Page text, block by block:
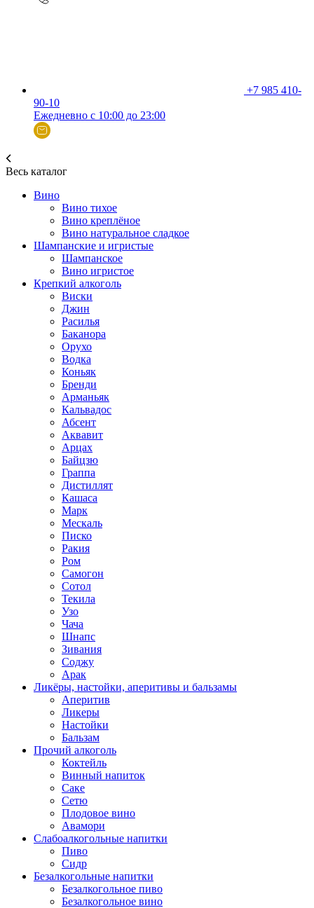
+7 985 410-
90-10
Ежедневно с 10:00 до 23:00
Весь каталог
Вино
Вино тихое
Вино креплёное
Вино натуральное сладкое
Шампанские и игристые
Шампанское
Вино игристое
Крепкий алкоголь
Виски
Джин
Расилья
Баканора
Орухо
Водка
Коньяк
Бренди
Арманьяк
Кальвадос
Абсент
Аквавит
Арцах
Байцзю
Граппа
Дистиллят
Кашаса
Марк
Мескаль
Писко
Ракия
Ром
Самогон
Сотол
Текила
Узо
Чача
Шнапс
Зивания
Соджу
Арак
Ликёры, настойки, аперитивы и бальзамы
Аперитив
Ликеры
Настойки
Бальзам
Прочий алкоголь
Коктейль
Винный напиток
Саке
Сетю
Плодовое вино
Авамори
Слабоалкогольные напитки
Пиво
Сидр
Безалкогольные напитки
Безалкогольное пиво
Безалкогольное вино